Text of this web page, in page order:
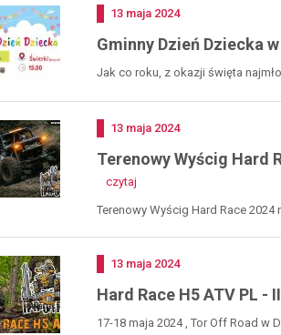
Dodano
13 maja 2024
Gminny Dzień Dziecka
Jak co roku, z okazji święta
Dodano
13 maja 2024
Terenowy Wyścig Hard
czytaj
wyścig
race
2024
na
tor
road
Terenowy Wyścig Hard Race 2024
Dodano
13 maja 2024
Hard Race H5 ATV PL -
17-18 maja 2024 , Tor Off Road w